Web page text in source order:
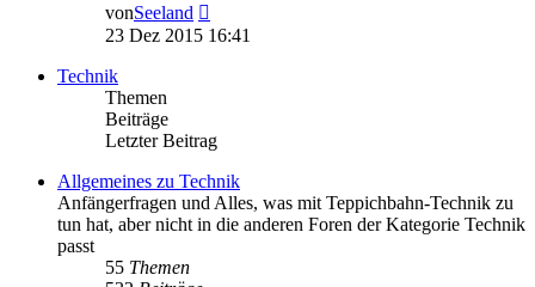
vonSeeland
Beitrag
23 Dez 2015 16:41
Technik
Themen
Beiträge
Letzter Beitrag
Allgemeines zu Technik
Anfängerfragen und Alles, was mit Teppichbahn-Technik zu
tun hat, aber nicht in die anderen Foren der Kategorie Technik
passt
55 Themen